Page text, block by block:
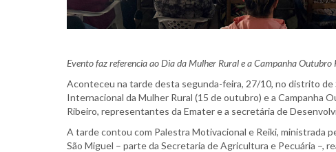
Evento faz referencia ao Dia da Mulher Rural e a Campanha Outubro
Aconteceu na tarde desta segunda-feira, 27/10, no distrito
Internacional da Mulher Rural (15 de outubro) e a Campanha
Ribeiro, representantes da Emater e a secretária de
A tarde contou com Palestra Motivacional e Reiki, ministrada
São Miguel – parte da Secretaria de Agricultura e Pecuária –,